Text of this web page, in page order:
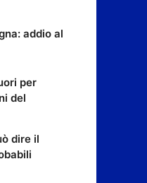
addio al
per
del
dire il